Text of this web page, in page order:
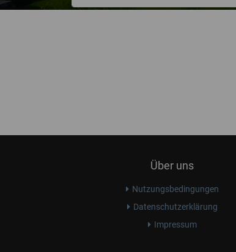
Über uns
Nutzungsbedingungen
Datenschutzerklärung
Impressum